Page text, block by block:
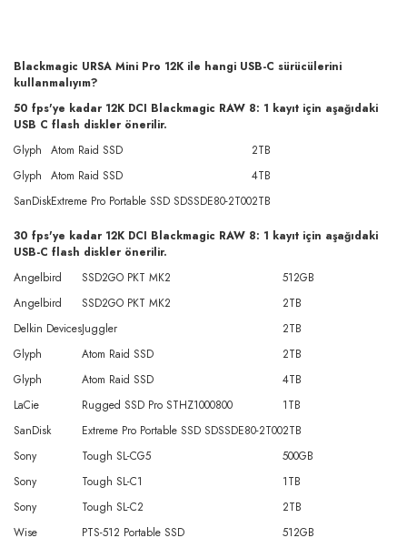
Blackmagic URSA Mini Pro 12K ile hangi USB-C sürücülerini
kullanmalıyım?
50 fps'ye kadar 12K DCI Blackmagic RAW 8: 1 kayıt için aşağıdaki
USB C flash diskler önerilir.
Glyph
Atom Raid SSD
2TB
Glyph
Atom Raid SSD
4TB
SanDiskExtreme Pro Portable SSD SDSSDE80-2T002TB
30 fps'ye kadar 12K DCI Blackmagic RAW 8: 1 kayıt için aşağıdaki
USB-C flash diskler önerilir.
Angelbird
SSD2GO PKT MK2
512GB
Angelbird
SSD2GO PKT MK2
2TB
Delkin DevicesJuggler
2TB
Glyph
Atom Raid SSD
2TB
Glyph
Atom Raid SSD
4TB
LaCie
Rugged SSD Pro STHZ1000800
1TB
SanDisk
Extreme Pro Portable SSD SDSSDE80-2T002TB
Sony
Tough SL-CG5
500GB
Sony
Tough SL-C1
1TB
Sony
Tough SL-C2
2TB
Wise
PTS-512 Portable SSD
512GB